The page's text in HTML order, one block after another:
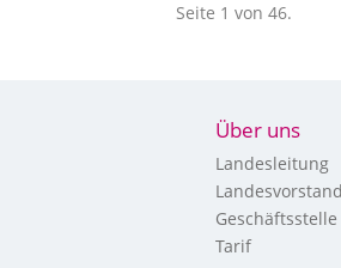
Seite 1 von 46.
Über uns
Landesleitung
Landesvorstand
Geschäftsstelle
Tarif